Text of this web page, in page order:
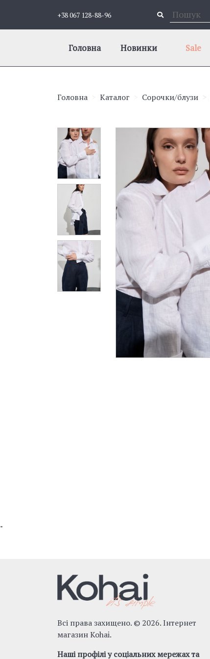
+38 067 128-88-96
Головна Новинки Sale
Головна Каталог Сорочки/блузи
"
Всі права захищено. © 2026. Інтернет
магазин Kohai.
Наші профілі у соціальних мережах та